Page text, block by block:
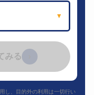
▼
みる
し、目的外の利用は一切行い